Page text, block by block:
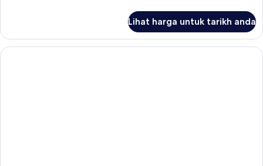
Double
Queen
Lihat harga untuk tarikh anda